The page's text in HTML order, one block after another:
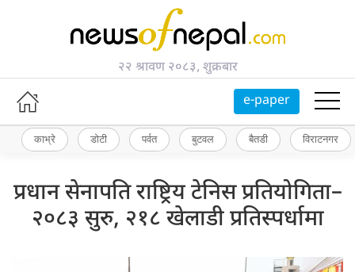
२२ श्रावण २०८३, शुक्रबार
e-paper
काभ्रे डोटी पर्वत बुटवल बैतडी विराटनगर
प्रधान सेनापति राष्ट्रिय टेनिस प्रतियोगिता–
२०८३ सुरु, २१८ खेलाडी प्रतिस्पर्धामा